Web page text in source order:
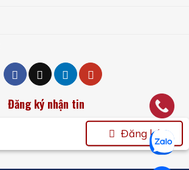
Đăng ký nhận tin
Đăng ký